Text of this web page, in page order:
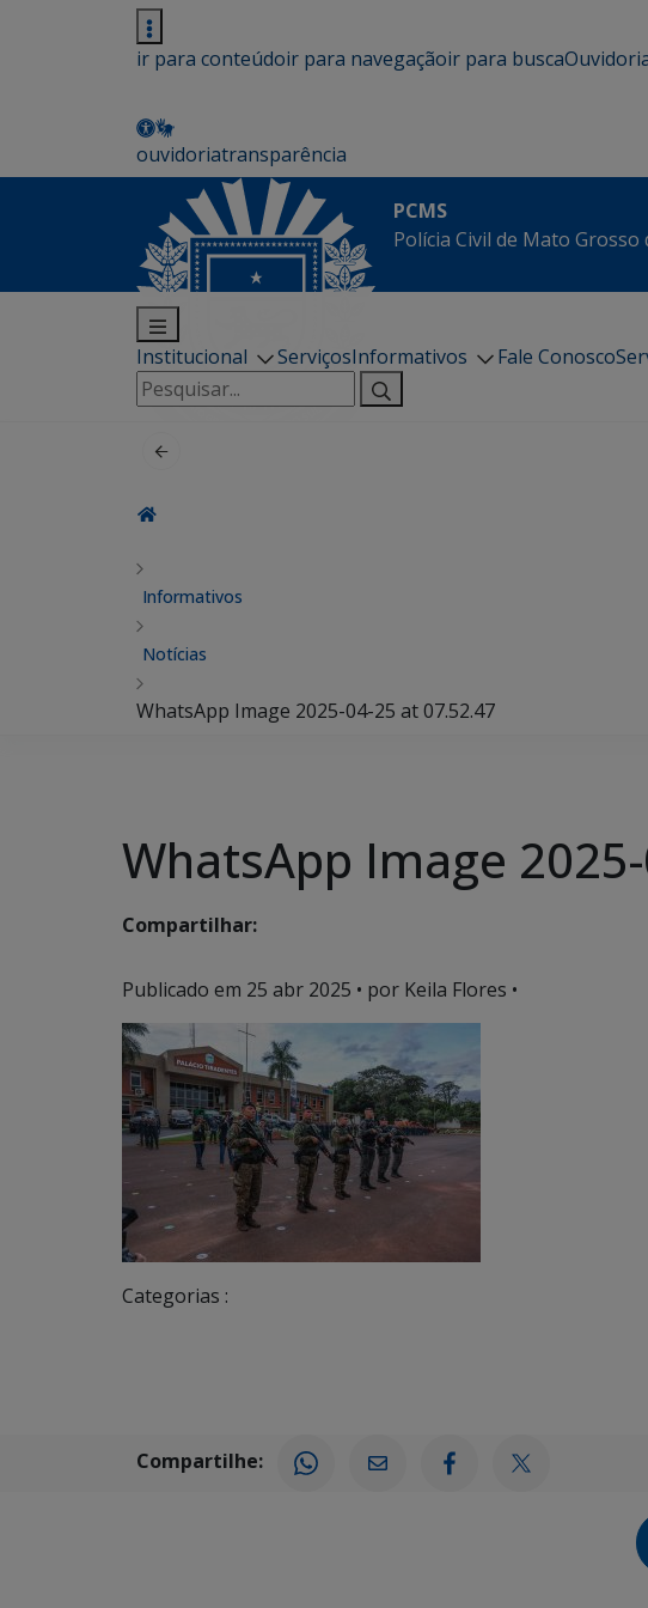
ir para conteúdoir para navegaçãoir para busca
ouvidoriatransparência
PCMS
Polícia Civil de Mato Grosso
Institucional ServiçosInformativos Fale Conosco
Pesquisar
por:
Informativos
Notícias
WhatsApp Image 2025-04-25 at 07.52.47
WhatsApp Image
Compartilhar:
Publicado em 25 abr 2025 • por Keila Flores •
Categorias :
Compartilhe: